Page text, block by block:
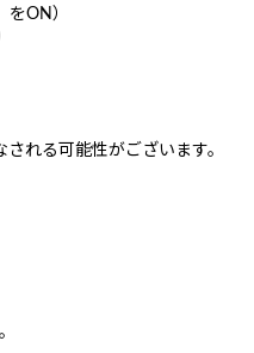
ON）
れる可能性がございます。